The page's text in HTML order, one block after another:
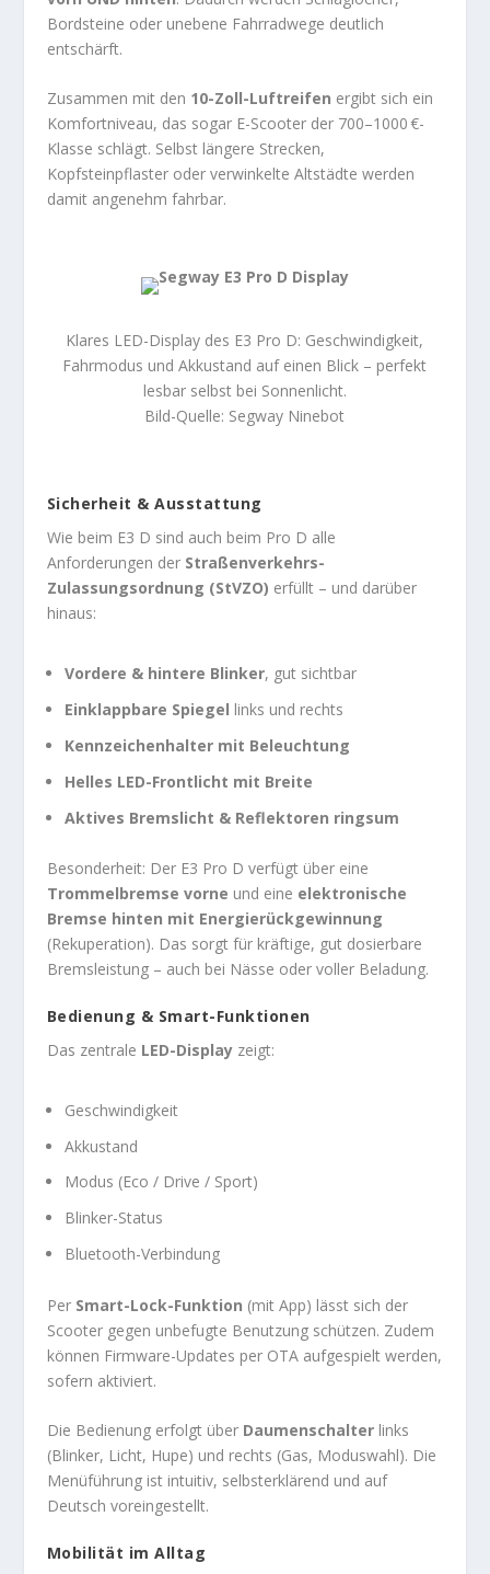
Bordsteine oder unebene Fahrradwege deutlich
entschärft.
Zusammen mit den 10-Zoll-Luftreifen ergibt sich ein
Komfortniveau, das sogar E-Scooter der 700–1000 €-
Klasse schlägt. Selbst längere Strecken,
Kopfsteinpflaster oder verwinkelte Altstädte werden
damit angenehm fahrbar.
Klares LED-Display des E3 Pro D: Geschwindigkeit,
Fahrmodus und Akkustand auf einen Blick – perfekt
lesbar selbst bei Sonnenlicht.
Bild-Quelle: Segway Ninebot
Sicherheit & Ausstattung
Wie beim E3 D sind auch beim Pro D alle
Anforderungen der Straßenverkehrs-
Zulassungsordnung (StVZO) erfüllt – und darüber
hinaus:
Vordere & hintere Blinker, gut sichtbar
Einklappbare Spiegel links und rechts
Kennzeichenhalter mit Beleuchtung
Helles LED-Frontlicht mit Breite
Aktives Bremslicht & Reflektoren ringsum
Besonderheit: Der E3 Pro D verfügt über eine
Trommelbremse vorne und eine elektronische
Bremse hinten mit Energierückgewinnung
(Rekuperation). Das sorgt für kräftige, gut dosierbare
Bremsleistung – auch bei Nässe oder voller Beladung.
Bedienung & Smart-Funktionen
Das zentrale LED-Displayzeigt:
Geschwindigkeit
Akkustand
Modus (Eco / Drive / Sport)
Blinker-Status
Bluetooth-Verbindung
Per Smart-Lock-Funktion (mit App) lässt sich der
Scooter gegen unbefugte Benutzung schützen. Zudem
können Firmware-Updates per OTA aufgespielt werden,
sofern aktiviert.
Die Bedienung erfolgt über Daumenschalterlinks
(Blinker, Licht, Hupe) und rechts (Gas, Moduswahl). Die
Menüführung ist intuitiv, selbsterklärend und auf
Deutsch voreingestellt.
Mobilität im Alltag